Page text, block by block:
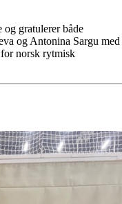
og gratulerer både
og Antonina Sargu med
norsk rytmisk